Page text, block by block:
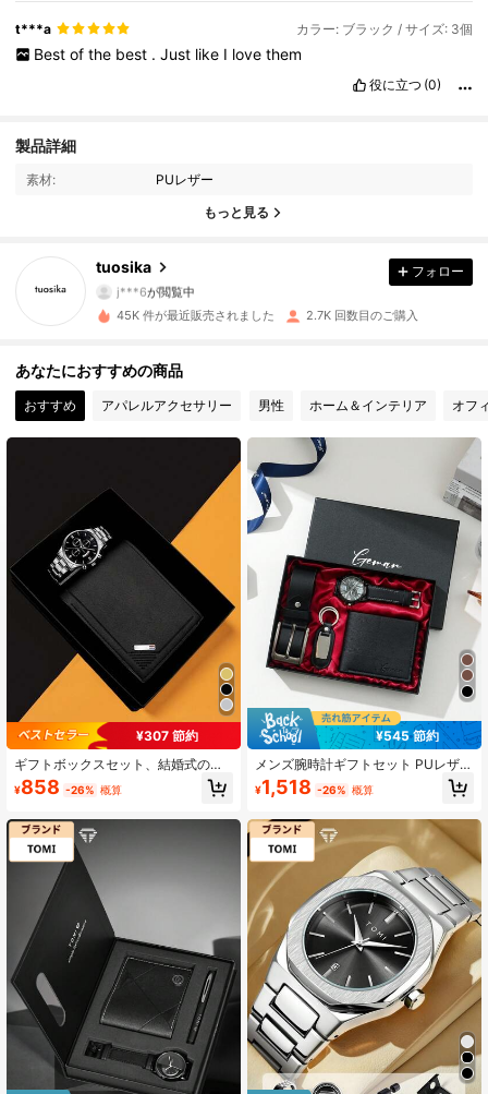
t***a カラー: ブラック / サイズ: 3個
Best of the best . Just like I love them
役に立つ (0)
製品詳細
素材: PUレザー
もっと見る
tuosika
1.1K フォロワー
4.65
j***6が閲覧中
4.65
1.1K フォロワー
4.65 1.1K フォロワー
1.1K フォロワー
4.65 1.1K フォロワー
4.65 1.1K フォロワー
1.1K フォロワー
4.65 1.1K フォロワー
フォロー
45K 件が最近販売されました 2.7K 回数目のご購入
あなたにおすすめの商品
おすすめ アパレルアクセサリー 男性 ホーム＆インテリア オフ
¥307 節約
ギフトボックスセット、結婚式の贈
り物、誕生日プレゼント、クリスマ
スプレゼント、恋人、父親、先生、
マンへのクラシックファッション ク
ォーツ 腕時計 + 財布 + ギフトボック
¥858 -26% 概算
¥545 節約
メンズ腕時計ギフトセット PUレザー
ストラップ、カジュアル財布、ギフ
トボックス、メガネ、父の日ギフ
日/結婚記念日ギフト、教師の日ギフ
ト、卒業ギフト、新学期ギフトボッ
クス
¥1,518 -26% 概算